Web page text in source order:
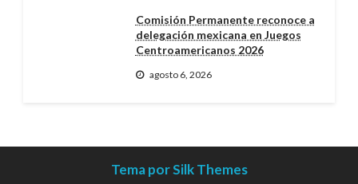
Comisión Permanente reconoce a
delegación mexicana en Juegos
Centroamericanos 2026
agosto 6, 2026
Tema por Silk Themes